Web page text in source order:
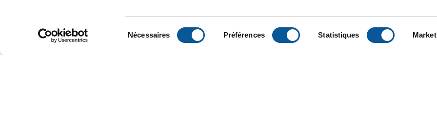
Nécessaires Préférences Statistiques
Procès-verbaux